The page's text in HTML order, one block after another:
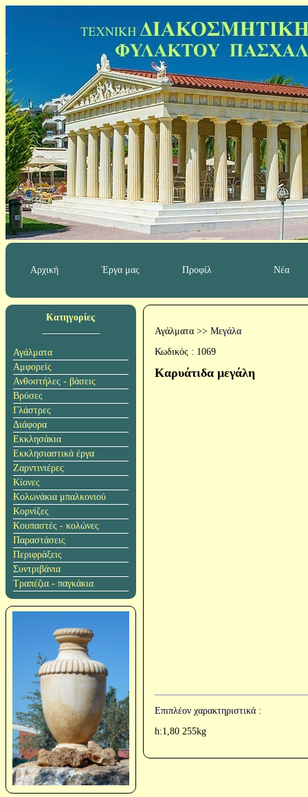
Αρχική Έργα μας Προφίλ Νέα
Κατηγορίες
Αγάλματα
Αμφορείς
Ανθοστήλες - βάσεις
Βρύσες
Γλάστρες
Διάφορα
Εκκλησάκια
Εκκλησιαστικά έργα
Ζαρντινιέρες
Κίονες
Κολωνάκια μπαλκονιού
Κορνίζες
Κουπαστές - κολώνες
Παραστάσεις
Περιφράξεις
Συντριβάνια
Τραπέζια - παγκάκια
Αγάλματα >> Μεγάλα
Κωδικός : 1069
Καρυάτιδα μεγάλη
Επιπλέον χαρακτηριστικά :
h:1,80 255kg